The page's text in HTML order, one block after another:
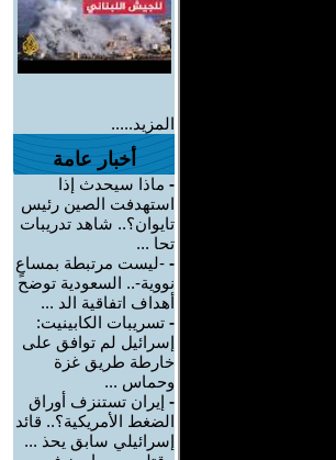
المزيد.....
أخبار عامة
- ماذا سيحدث إذا
استهدفت الصين رئيس
تايوان؟.. شاهد تدريبات
تحا ...
- -ليست مرتبطة بمساعٍ
نووية-.. السعودية توضح
أهداف اتفاقية الد ...
- تسريبات الكابينيت:
إسرائيل لم توافق على
خارطة طريق غزة
وحماس ...
- إيران تستنزف أوراق
الضغط الأمريكية؟.. قائد
إسرائيلي سابق يحذ ...